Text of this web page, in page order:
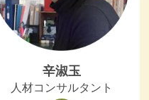
辛淑玉
人材コンサルタント